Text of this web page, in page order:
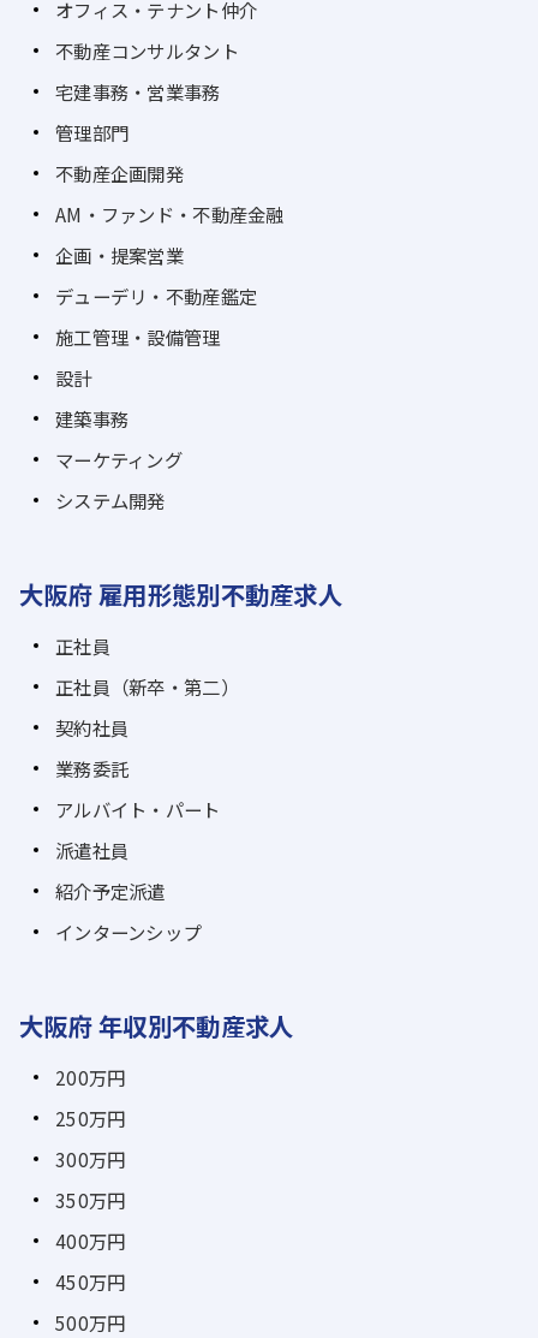
オフィス・テナント仲介
不動産コンサルタント
宅建事務・営業事務
管理部門
不動産企画開発
AM・ファンド・不動産金融
企画・提案営業
デューデリ・不動産鑑定
施工管理・設備管理
設計
建築事務
マーケティング
システム開発
大阪府 雇用形態別不動産求人
正社員
正社員（新卒・第二）
契約社員
業務委託
アルバイト・パート
派遣社員
紹介予定派遣
インターンシップ
大阪府 年収別不動産求人
200万円
250万円
300万円
350万円
400万円
450万円
500万円